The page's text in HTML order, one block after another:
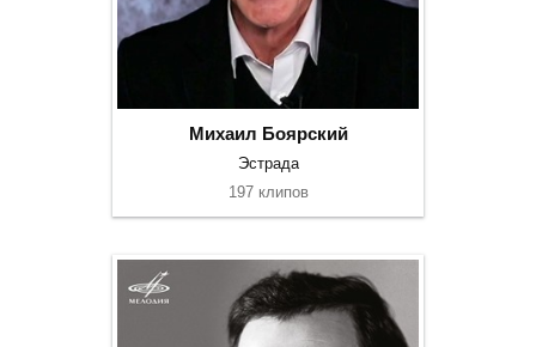
Михаил Боярский
Эстрада
197 клипов